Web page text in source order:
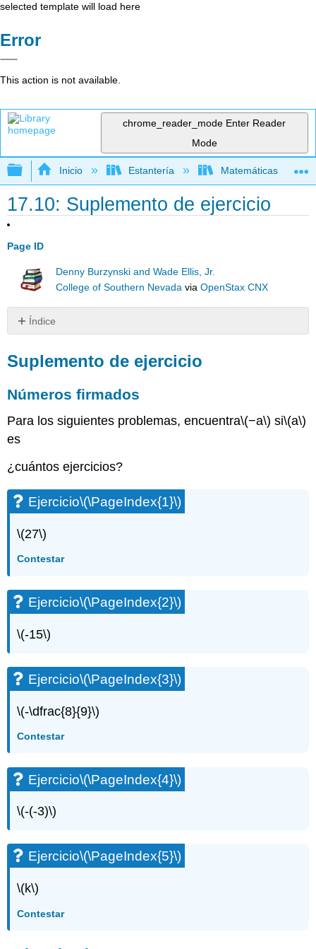
selected template will load here
Error
This action is not available.
chrome_reader_mode Enter Reader
Mode
Expandir/contraer jerarquía global
Inicio Estantería Matemáticas
17.10: Suplemento de ejercicio
Page ID
Denny Burzynski and Wade Ellis, Jr.
College of Southern Nevada viaOpenStax CNX
Índice
ejercicio
Números
firmados
Ejercicio\
(\PageIndex{2}\)
(\PageIndex{3}\)
Ejercicio\
Absoluto
Ejercicio\
Ejercicio\
(\PageIndex{8}\)
(\PageIndex{9}\)
Adición
de
Números
Signados
-
División
Suplemento de ejercicio
Números firmados
Para los siguientes problemas, encuentra\(−a\) si\(a\)
es
¿cuántos ejercicios?
Ejercicio\(\PageIndex{1}\)
\(27\)
Contestar
Ejercicio\(\PageIndex{2}\)
\(-15\)
Ejercicio\(\PageIndex{3}\)
\(-\dfrac{8}{9}\)
Contestar
Ejercicio\(\PageIndex{4}\)
\(-(-3)\)
Ejercicio\(\PageIndex{5}\)
\(k\)
Contestar